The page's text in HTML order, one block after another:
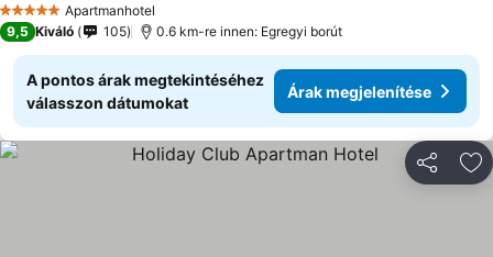
5 KategóriaApartmanhotel
9,5 Kiváló 105 0.6 km-re innen: Egregyi borút
A pontos árak megtekintéséhez
válasszon dátumokat
Árak megjelenítése